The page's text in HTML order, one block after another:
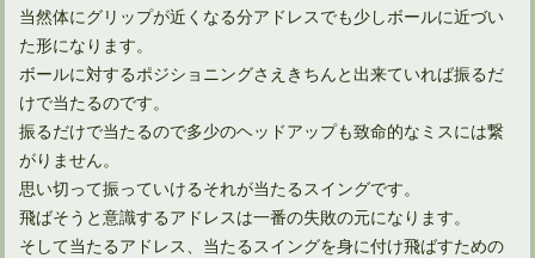
当然体にグリップが近くなる分アドレスでも少しボールに近づい
た形になります。
ボールに対するポジショニングさえきちんと出来ていれば振るだ
けで当たるのです。
振るだけで当たるので多少のヘッドアップも致命的なミスには繋
がりません。
思い切って振っていけるそれが当たるスイングです。
飛ばそうと意識するアドレスは一番の失敗の元になります。
そして当たるアドレス、当たるスイングを身に付け飛ばすための